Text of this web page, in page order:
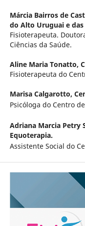
Márcia Bairros de
do Alto Uruguai e das
Fisioterapeuta.
Ciências da Saúde.
Aline Maria Tonatto,
Fisioterapeuta do
Marisa Calgarotto,
Psicóloga do Centro
Adriana Marcia Petry
Equoterapia.
Assistente Social do